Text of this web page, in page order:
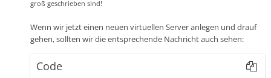
groß geschrieben sind!
Wenn wir jetzt einen neuen virtuellen Server anlegen und drauf
gehen, sollten wir die entsprechende Nachricht auch sehen:
Code